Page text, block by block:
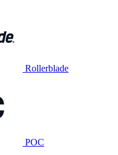
Rollerblade
POC